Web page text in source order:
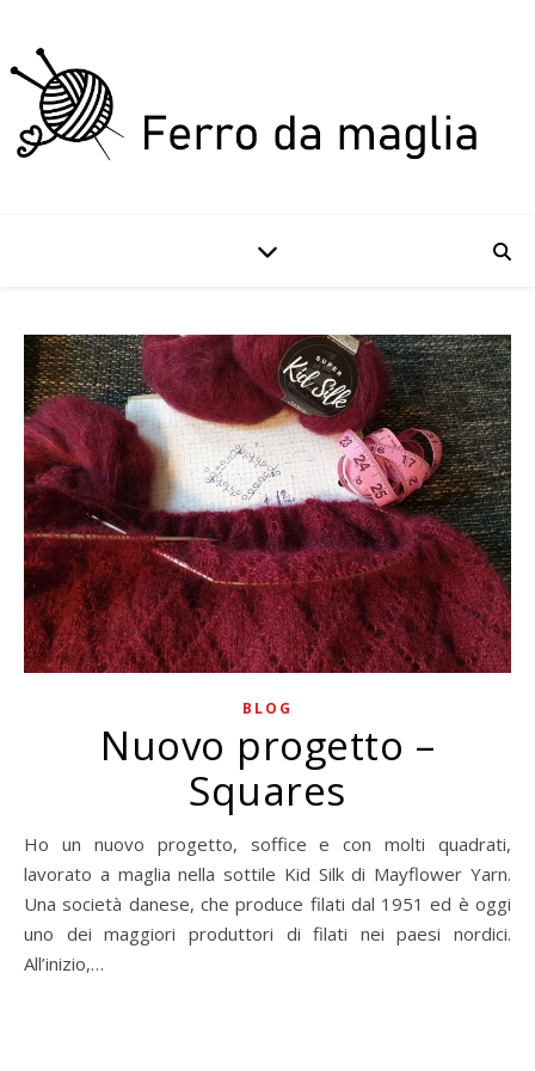
BLOG
Nuovo progetto –
Squares
Ho un nuovo progetto, soffice e con molti quadrati,
lavorato a maglia nella sottile Kid Silk di Mayflower Yarn.
Una società danese, che produce filati dal 1951 ed è oggi
uno dei maggiori produttori di filati nei paesi nordici.
All’inizio,…